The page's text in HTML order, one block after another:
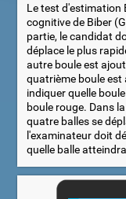
Le test d'estimation
cognitive de Biber
partie, le candidat
déplace le plus
autre boule est
quatrième boule
indiquer quelle
boule rouge. Dans
quatre balles se
l'examinateur doit
quelle balle